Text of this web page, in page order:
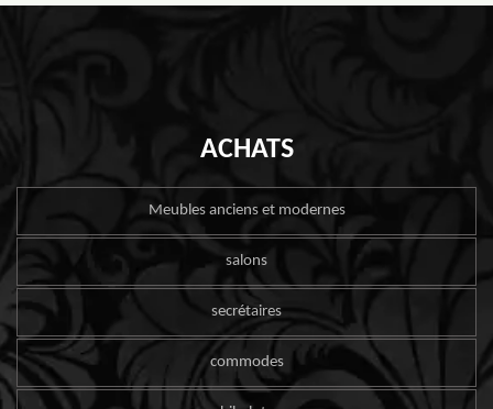
ACHATS
Meubles anciens et modernes
salons
secrétaires
commodes